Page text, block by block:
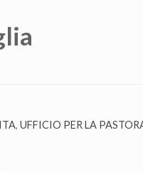
, UFFICIO PER LA